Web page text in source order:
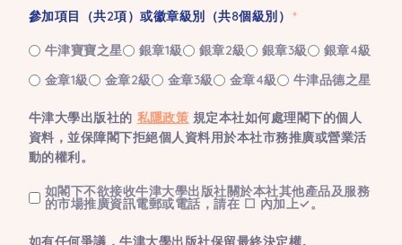
參加項目（共2項）或徽章級別（共8個級別）
牛津寶寶之星 銀章1級 銀章2級 銀章3級
銀章4級
金章1級
金章2級 金章3級 金章4級 牛津品德之星
牛津大學出版社的 私隱政策 規定本社如何處理閣下的個人
資料，並保障閣下拒絕個人資料用於本社市務推廣或營業活
動的權利。
如閣下不欲接收牛津大學出版社關於本社其他產品及服務
的市場推廣資訊電郵或電話，請在 ☐ 內加上✓。
如有任何爭議，牛津大學出版社保留最終決定權。